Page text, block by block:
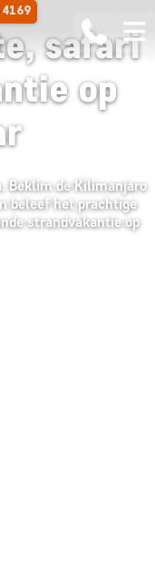
4169
safari
op
Beklim de Kilimanjaro
beleef het prachtige
strandvakantie op